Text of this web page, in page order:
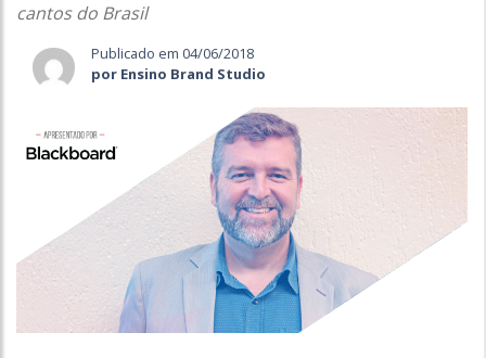
cantos do Brasil
Publicado em 04/06/2018
por Ensino Brand Studio